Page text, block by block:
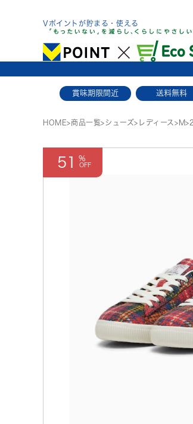
Vポイントが貯まる・使える
賞味期限間近 送料無料
HOME>商品一覧> シューズ> レディース> M>
51